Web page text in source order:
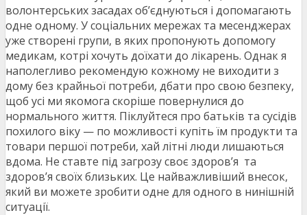
волонтерських засадах об’єднуються і допомагають
одне одному. У соціальних мережах та месенджерах
уже створені групи, в яких пропонують допомогу
медикам, котрі хочуть доїхати до лікарень. Однак я
наполегливо рекомендую кожному не виходити з
дому без крайньої потреби, дбати про свою безпеку,
щоб усі ми якомога скоріше повернулися до
нормального життя. Піклуйтеся про батьків та сусідів
похилого віку — по можливості купіть їм продукти та
товари першої потреби, хай літні люди лишаються
вдома. Не ставте під загрозу своє здоров’я та
здоров’я своїх близьких. Це найважливіший внесок,
який ви можете зробити одне для одного в нинішній
ситуації.